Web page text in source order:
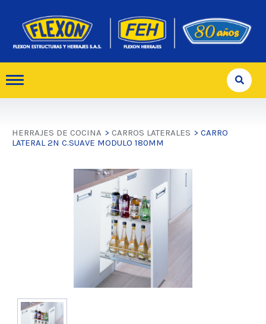
HERRAJES DE COCINA > CARROS LATERALES > CARRO
LATERAL 2N C.SUAVE MODULO 180MM